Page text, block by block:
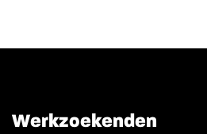
Werkzoekenden